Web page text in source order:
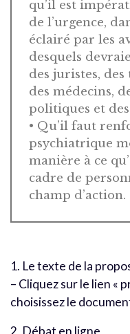
qu’il est
de l’urgence,
éclairé par les
desquels
des juristes,
des médecins,
politiques et des
• Qu’il faut
psychiatrique
manière à ce
cadre de
champ d’action.
1. Le texte de la
– Cliquez sur le lien «
choisissez le
2. Débat en ligne